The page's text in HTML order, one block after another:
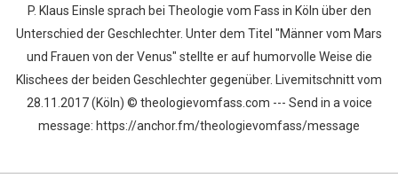
P. Klaus Einsle sprach bei Theologie vom Fass in Köln über den
Unterschied der Geschlechter. Unter dem Titel "Männer vom Mars
und Frauen von der Venus" stellte er auf humorvolle Weise die
Klischees der beiden Geschlechter gegenüber. Livemitschnitt vom
28.11.2017 (Köln) © theologievomfass.com --- Send in a voice
message: https://anchor.fm/theologievomfass/message
Whatsapp Facebook Twitter E-mail